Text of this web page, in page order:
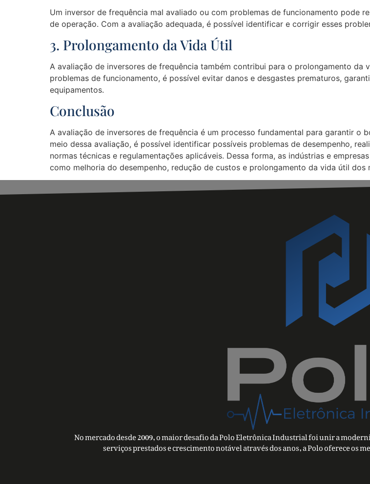
Um inversor de frequência mal avaliado ou com problemas de funcionamento pode
de operação. Com a avaliação adequada, é possível identificar e corrigir esses
3. Prolongamento da Vida Útil
A avaliação de inversores de frequência também contribui para o prolongamento
problemas de funcionamento, é possível evitar danos e desgastes prematuros,
equipamentos.
Conclusão
A avaliação de inversores de frequência é um processo fundamental para garantir o
meio dessa avaliação, é possível identificar possíveis problemas de desempenho,
normas técnicas e regulamentações aplicáveis. Dessa forma, as indústrias e
como melhoria do desempenho, redução de custos e prolongamento da vida útil dos
No mercado desde 2009, o maior desafio da Polo Eletrônica Industrial foi unir a
serviços prestados e crescimento notável através dos anos, a Polo oferece os